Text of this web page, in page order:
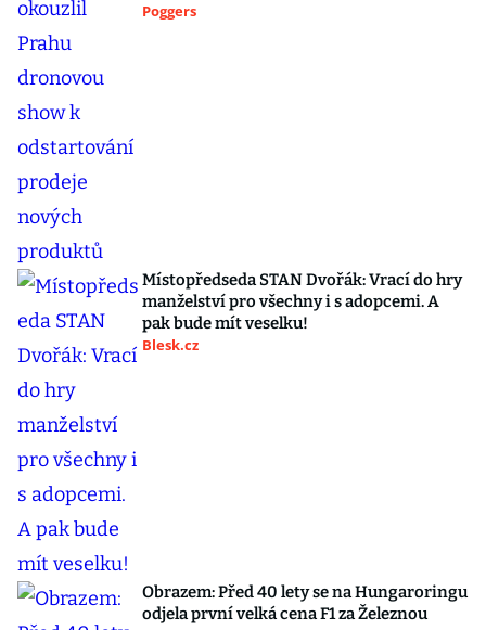
Poggers
Místopředseda STAN Dvořák: Vrací do hry
manželství pro všechny i s adopcemi. A
pak bude mít veselku!
Blesk.cz
Obrazem: Před 40 lety se na Hungaroringu
odjela první velká cena F1 za Železnou